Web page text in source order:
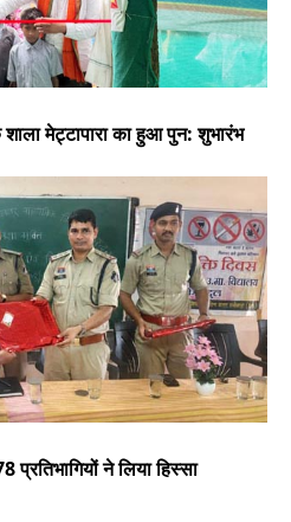
मेट्टापारा का हुआ पुन: शुभारंभ
प्रतिभागियों ने लिया हिस्सा